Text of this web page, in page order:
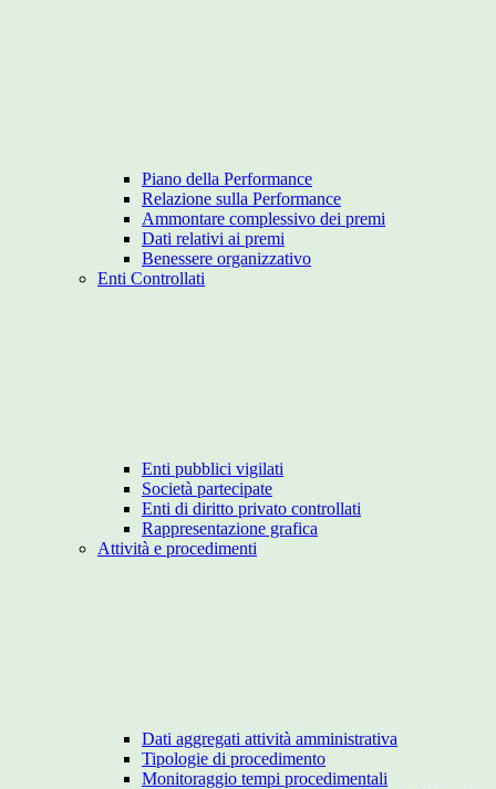
Piano della Performance
Relazione sulla Performance
Ammontare complessivo dei premi
Dati relativi ai premi
Benessere organizzativo
Enti Controllati
Enti pubblici vigilati
Società partecipate
Enti di diritto privato controllati
Rappresentazione grafica
Attività e procedimenti
Dati aggregati attività amministrativa
Tipologie di procedimento
Monitoraggio tempi procedimentali